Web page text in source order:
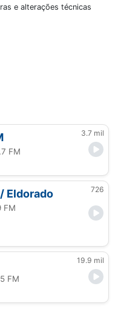
e alterações técnicas
3.7 mil
FM
Eldorado 726
FM
19.9 mil
FM